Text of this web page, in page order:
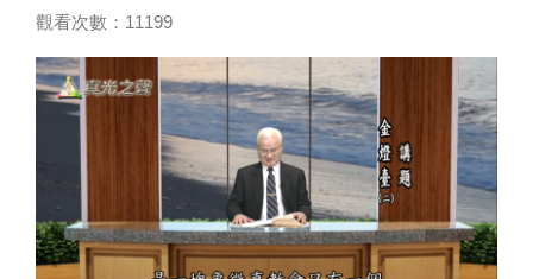
觀看次數：11199